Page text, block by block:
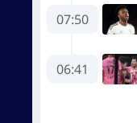
07:50
06:41